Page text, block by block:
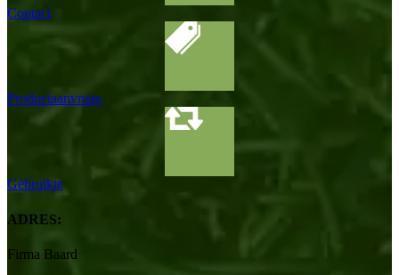
Contact
Productaanvraag
Gebruikte
ADRES:
Firma Baard